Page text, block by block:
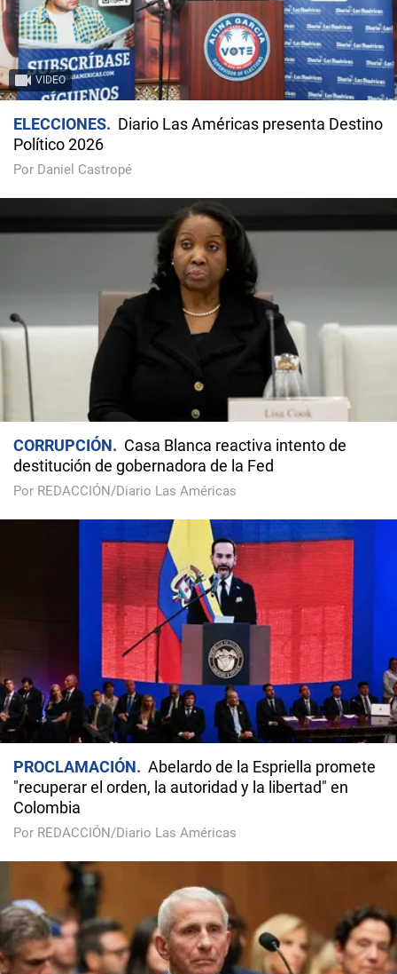
VIDEO
ELECCIONES
Diario Las Américas presenta Destino
Político 2026
Por Daniel Castropé
CORRUPCIÓN
Casa Blanca reactiva intento de
destitución de gobernadora de la Fed
Por REDACCIÓN/Diario Las Américas
PROCLAMACIÓN
Abelardo de la Espriella promete
"recuperar el orden, la autoridad y la libertad" en
Colombia
Por REDACCIÓN/Diario Las Américas